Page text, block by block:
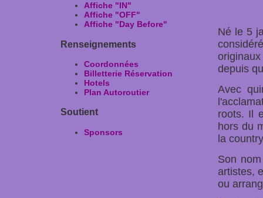
Affiche "IN"
Affiche "OFF"
Affiche "Day Before"
Renseignements
Coordonnées
Billetterie Réservation
Hotels
Plan Autoroutier
Soutient
Sponsors
Né le 5
depuis
Avec
roots. Il
hors du
la
Son
artistes,
ou